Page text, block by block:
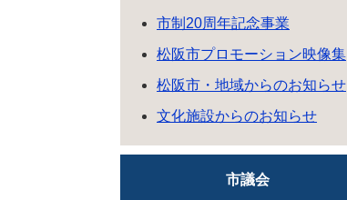
市制20周年記念事業
松阪市プロモーション映像集
松阪市・地域からのお知らせ
文化施設からのお知らせ
市議会